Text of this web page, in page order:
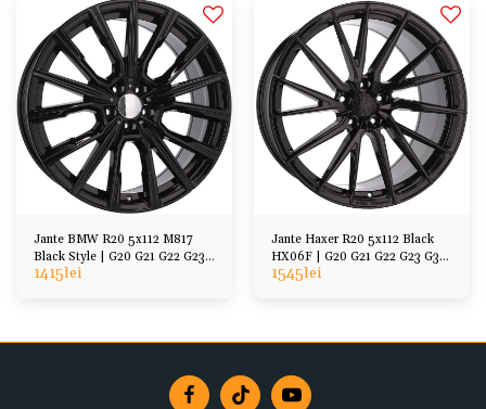
Jante BMW R20 5x112 M817
Black Style | G20 G21 G22 G23
G30 G31 G11 G12
1415lei
Jante Haxer R20 5x112 Black
HX06F | G20 G21 G22 G23 G30
G31 G11 G12
1545lei